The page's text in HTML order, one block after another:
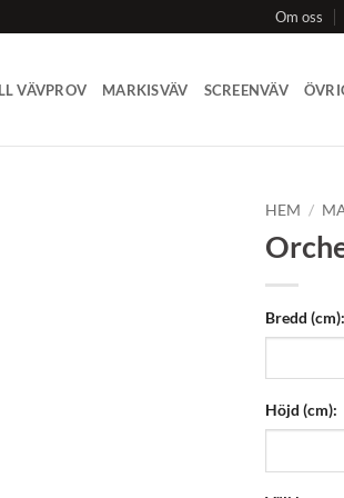
Om oss
VÄVPROV MARKISVÄV SCREENVÄV
HEM /
Bredd (cm):
Höjd (cm):